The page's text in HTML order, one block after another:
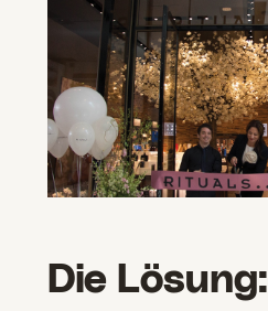
Die Lösung: